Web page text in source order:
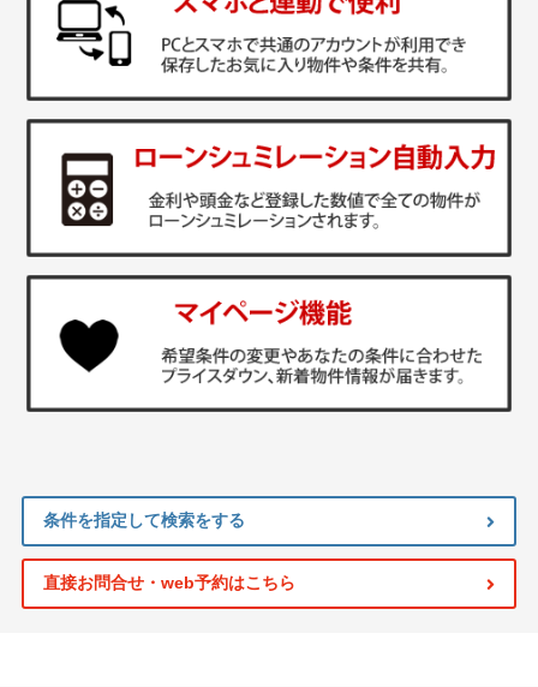
条件を指定して検索をする
直接お問合せ・web予約はこちら